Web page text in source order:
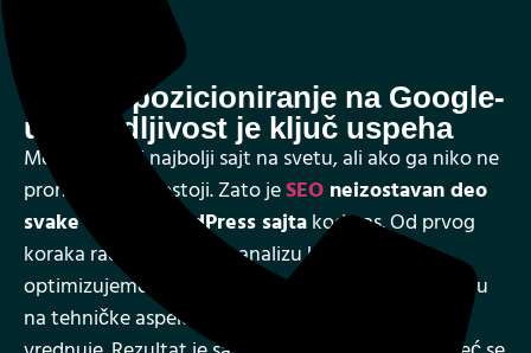
optimizujemo strukturu stranica i obraćamo pažnju
na tehničke aspekte koje Google prepoznaje i
vrednuje. Rezultat je sajt koji se ne gubi u masi, već se
nalazi tamo gde vaši potencijalni klijenti već traže –
na vrhu rezultata pretrage.